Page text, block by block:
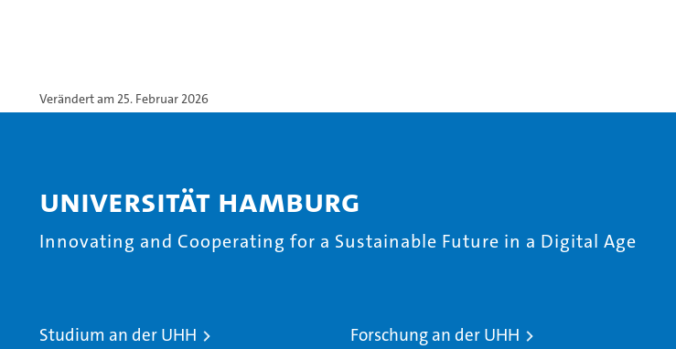
Verändert am 25. Februar 2026
Universität Hamburg
Innovating and Cooperating for a Sustainable Future in a Digital Age
Studium an der UHH
Forschung an der UHH